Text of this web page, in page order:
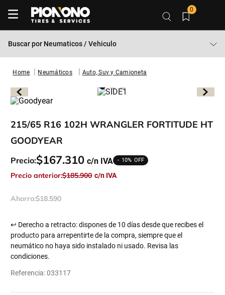
0
Buscar por Neumaticos / Vehiculo
Neumáticos Auto, Suv y Camioneta
215/65 R16 102H WRANGLER FORTITUDE HT
GOODYEAR
Precio:$167.310 10%
Precio anterior:$185.900
Ahorro:$18.590
↩ Derecho a retracto: dispones de 10 días desde que recibes el
producto para arrepentirte de la compra, siempre que el
neumático no haya sido instalado ni usado. Revisa las
condiciones.
Referencia:033117